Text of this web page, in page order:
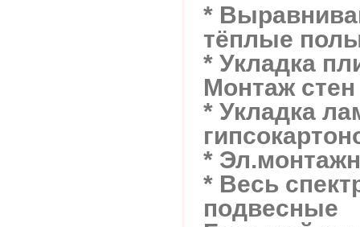
*
тёплые
* Укладка
Монтаж стен
* Укладка
*
* Весь
подвесные